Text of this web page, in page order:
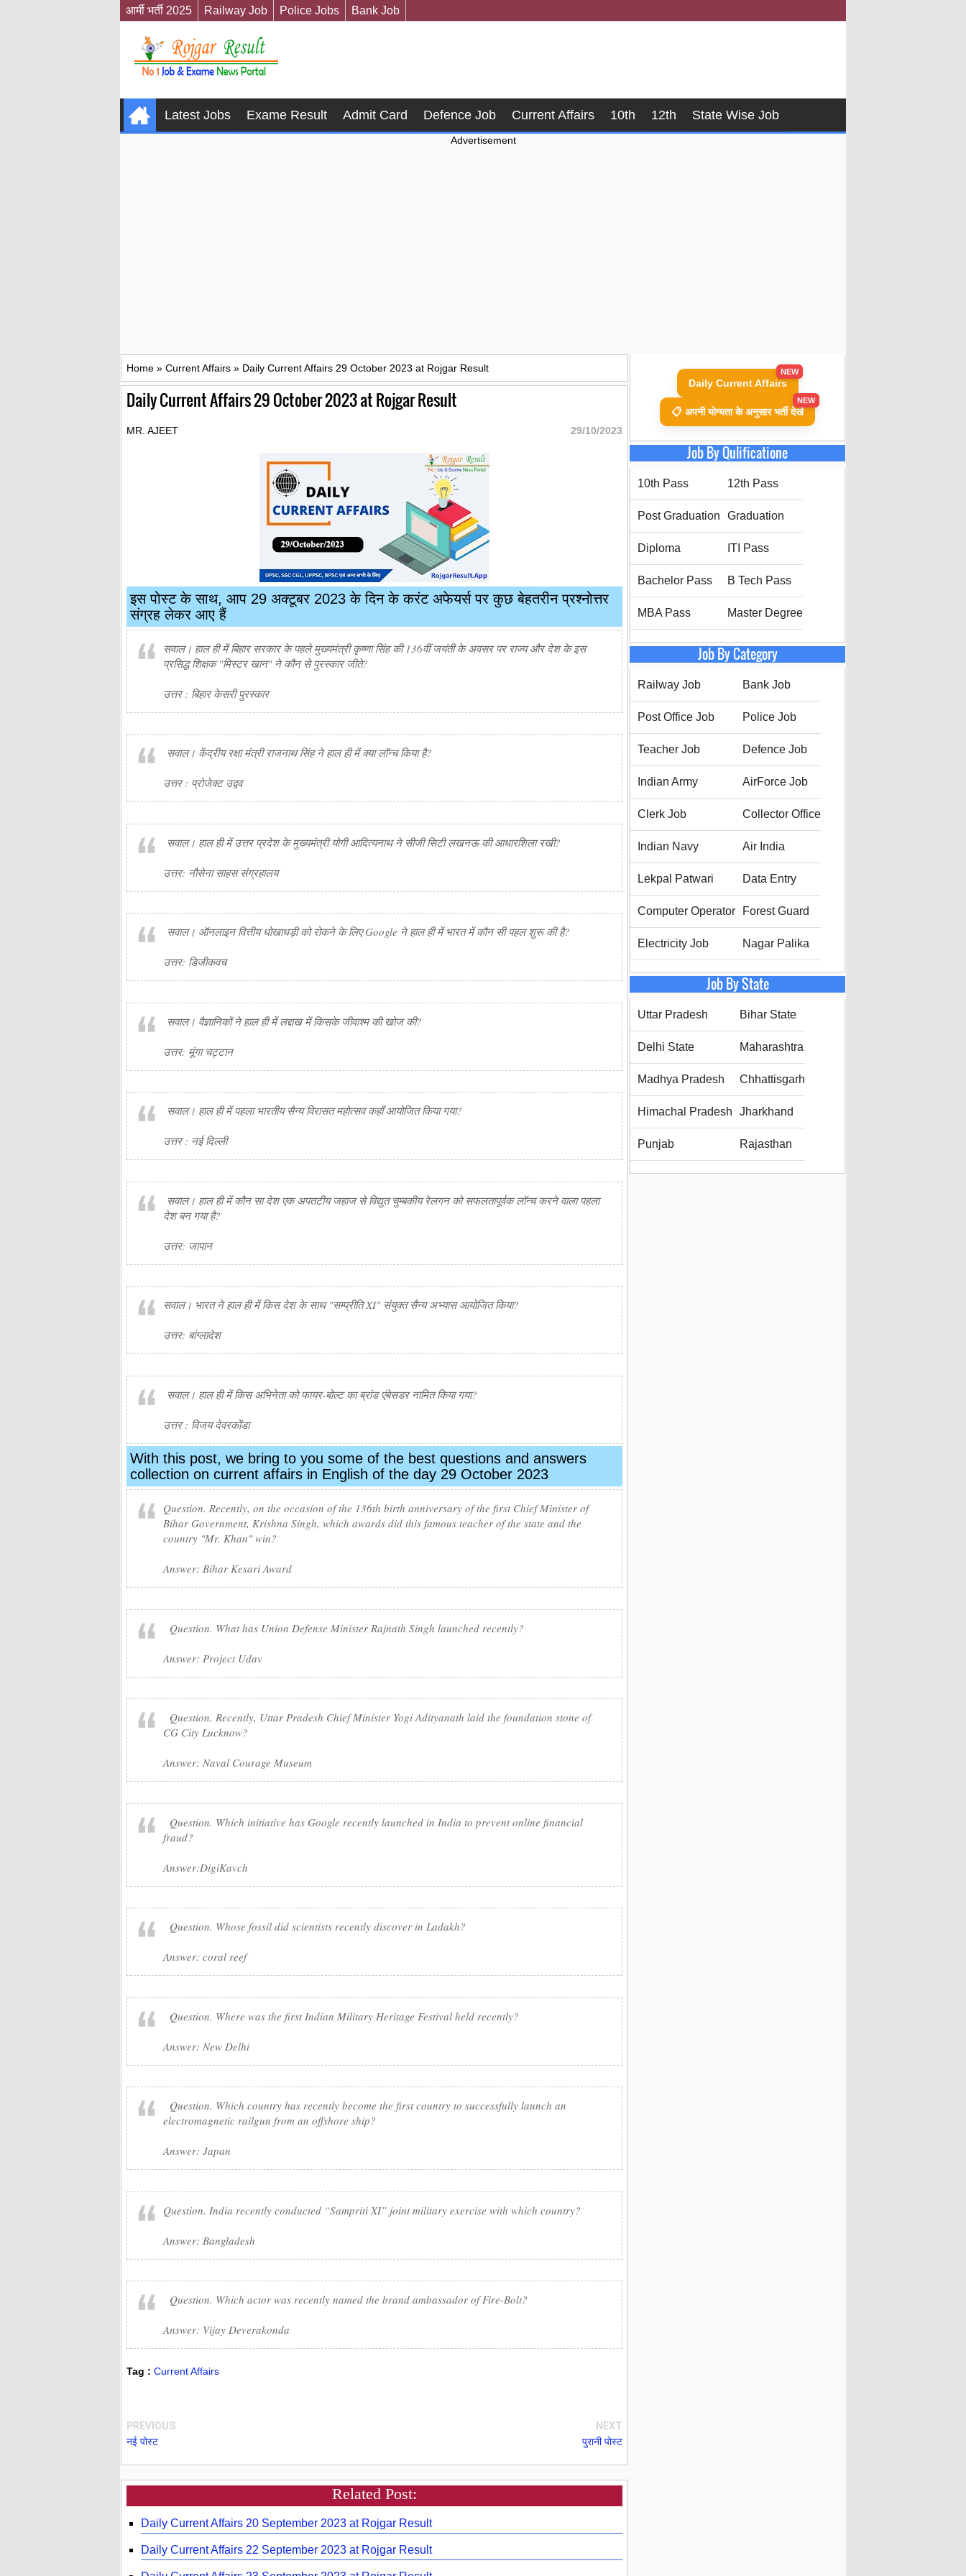
आर्मी भर्ती 2025 Railway Job Police Jobs Bank Job
Latest Jobs Exame Result Admit Card Defence Job Current Affairs 10th 12th State Wise Job
Advertisement
Home » Current Affairs » Daily Current Affairs 29 October 2023 at Rojgar Result
Daily Current Affairs 29 October 2023 at Rojgar Result
MR. AJEET 29/10/2023
इस पोस्ट के साथ, आप 29 अक्टूबर 2023 के दिन के करंट अफेयर्स पर कुछ बेहतरीन प्रश्नोत्तर
संग्रह लेकर आए हैं
सवाल। हाल ही में बिहार सरकार के पहले मुख्यमंत्री कृष्णा सिंह की 136वीं जयंती के अवसर पर राज्य और देश के इस
प्रसिद्ध शिक्षक "मिस्टर खान" ने कौन से पुरस्कार जीते?
उत्तर : बिहार केसरी पुरस्कार
सवाल। केंद्रीय रक्षा मंत्री राजनाथ सिंह ने हाल ही में क्या लॉन्च किया है?
उत्तर : प्रोजेक्ट उद्वव
सवाल। हाल ही में उत्तर प्रदेश के मुख्यमंत्री योगी आदित्यनाथ ने सीजी सिटी लखनऊ की आधारशिला रखी?
उत्तर: नौसेना साहस संग्रहालय
सवाल। ऑनलाइन वित्तीय धोखाधड़ी को रोकने के लिए Google ने हाल ही में भारत में कौन सी पहल शुरू की है?
उत्तर: डिजीकवच
सवाल। वैज्ञानिकों ने हाल ही में लद्दाख में किसके जीवाश्म की खोज की?
उत्तर: मूंगा चट्टान
सवाल। हाल ही में पहला भारतीय सैन्य विरासत महोत्सव कहाँ आयोजित किया गया?
उत्तर : नई दिल्ली
सवाल। हाल ही में कौन सा देश एक अपतटीय जहाज से विद्युत चुम्बकीय रेलगन को सफलतापूर्वक लॉन्च करने वाला पहला
देश बन गया है?
उत्तर: जापान
सवाल। भारत ने हाल ही में किस देश के साथ "सम्प्रीति XI" संयुक्त सैन्य अभ्यास आयोजित किया?
उत्तर: बांग्लादेश
सवाल। हाल ही में किस अभिनेता को फायर-बोल्ट का ब्रांड एंबेसडर नामित किया गया?
उत्तर : विजय देवरकोंडा
With this post, we bring to you some of the best questions and answers
collection on current affairs in English of the day 29 October 2023
Question. Recently, on the occasion of the 136th birth anniversary of the first Chief Minister of
Bihar Government, Krishna Singh, which awards did this famous teacher of the state and the
country "Mr. Khan" win?
Answer: Bihar Kesari Award
Question. What has Union Defense Minister Rajnath Singh launched recently?
Answer: Project Udav
Question. Recently, Uttar Pradesh Chief Minister Yogi Adityanath laid the foundation stone of
CG City Lucknow?
Answer: Naval Courage Museum
Question. Which initiative has Google recently launched in India to prevent online financial
fraud?
Answer:DigiKavch
Question. Whose fossil did scientists recently discover in Ladakh?
Answer: coral reef
Question. Where was the first Indian Military Heritage Festival held recently?
Answer: New Delhi
Question. Which country has recently become the first country to successfully launch an
electromagnetic railgun from an offshore ship?
Answer: Japan
Question. India recently conducted “Sampriti XI” joint military exercise with which country?
Answer: Bangladesh
Question. Which actor was recently named the brand ambassador of Fire-Bolt?
Answer: Vijay Deverakonda
Tag : Current Affairs
PREVIOUS
नई पोस्ट
NEXT
पुरानी पोस्ट
Related Post:
Daily Current Affairs 20 September 2023 at Rojgar Result
Daily Current Affairs 22 September 2023 at Rojgar Result
Daily Current Affairs
NEW
📋 अपनी योग्यता के अनुसार भर्ती देखें
NEW
Job By Qulificatione
10th Pass 12th Pass
Post Graduation Graduation
Diploma ITI Pass
Bachelor Pass B Tech Pass
MBA Pass Master Degree
Job By Category
Railway Job Bank Job
Post Office Job Police Job
Teacher Job Defence Job
Indian Army AirForce Job
Clerk Job Collector Office
Indian Navy Air India
Lekpal Patwari Data Entry
Computer Operator Forest Guard
Electricity Job Nagar Palika
Job By State
Uttar Pradesh Bihar State
Delhi State Maharashtra
Madhya Pradesh Chhattisgarh
Himachal Pradesh Jharkhand
Punjab Rajasthan